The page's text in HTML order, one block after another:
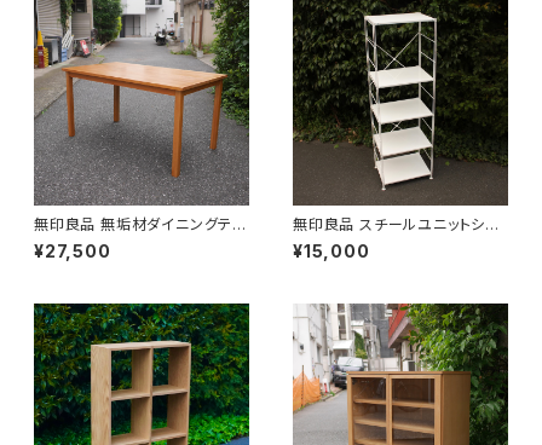
無印良品 無垢材ダイニングテー
ブル
¥27,500
無印良品 スチールユニットシェ
ルフ 大
¥15,000